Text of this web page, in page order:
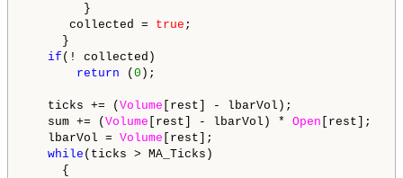
}
collected = true ;
}
if (! collected)
return (0 );
ticks += (Volume [rest] - lbarVol);
sum += (Volume [rest] - lbarVol) * Open [rest];
lbarVol = Volume [rest];
while (ticks > MA_Ticks)
{